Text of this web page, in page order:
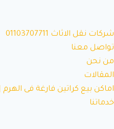
شركات نقل الاثاث 01103707711
تواصل معنا
من نحن
المقالات
اماكن بيع كراتين فارغة فى الهرم | 01103707711
خدماتنا